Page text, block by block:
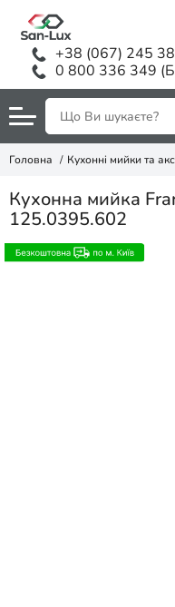
+38 (067) 245
0 800 336 349
Головна Кухонні мийки та
Кухонна мийка
125.0395.602